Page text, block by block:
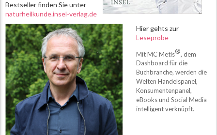
Bestseller finden Sie unter
naturheilkunde.insel-verlag.de
Hier gehts zur
Leseprobe
Mit MC Metis®, dem
Dashboard für die
Buchbranche, werden die
Welten Handelspanel,
Konsumentenpanel,
eBooks und Social Media
intelligent verknüpft.